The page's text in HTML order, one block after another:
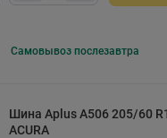
Самовывоз послезавтра
Шина Aplus A506 205/60
ACURA